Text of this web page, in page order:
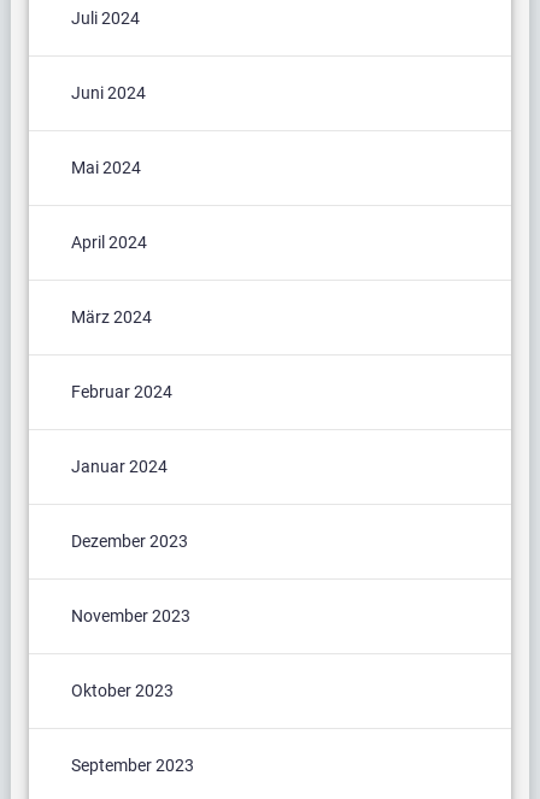
Juli 2024
Juni 2024
Mai 2024
April 2024
März 2024
Februar 2024
Januar 2024
Dezember 2023
November 2023
Oktober 2023
September 2023